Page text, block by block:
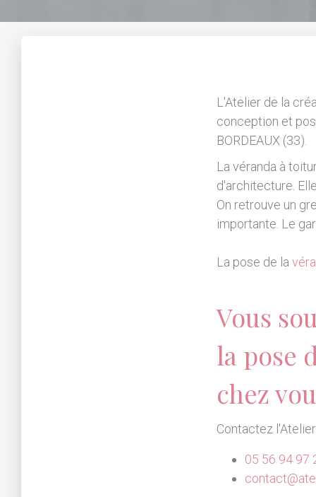
L'Atelier de la
conception et
BORDEAUX (33).
La véranda à
d'architecture.
On retrouve un
importante. Le
La pose de la
Vous
la pose
chez
Contactez
05 56 94 97